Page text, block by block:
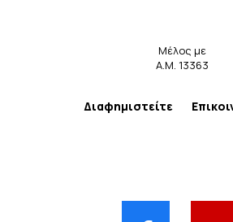
Μέλος με
Α.Μ. 13363
Διαφημιστείτε